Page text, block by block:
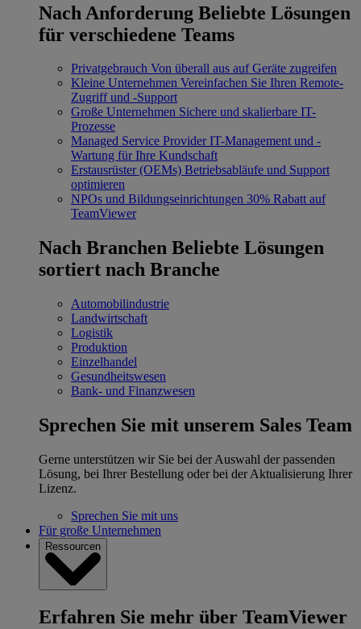
Nach Anforderung Beliebte Lösungen
für verschiedene Teams
Privatgebrauch Von überall aus auf Geräte zugreifen
Kleine Unternehmen Vereinfachen Sie Ihren Remote-
Zugriff und -Support
Große Unternehmen Sichere und skalierbare IT-
Prozesse
Managed Service Provider IT-Management und -
Wartung für Ihre Kundschaft
Erstausrüster (OEMs) Betriebsabläufe und Support
optimieren
NPOs und Bildungseinrichtungen 30% Rabatt auf
TeamViewer
Nach Branchen Beliebte Lösungen
sortiert nach Branche
Automobilindustrie
Landwirtschaft
Logistik
Produktion
Einzelhandel
Gesundheitswesen
Bank- und Finanzwesen
Sprechen Sie mit unserem Sales Team
Gerne unterstützen wir Sie bei der Auswahl der passenden
Lösung, bei Ihrer Bestellung oder bei der Aktualisierung Ihrer
Lizenz.
Sprechen Sie mit uns
Für große Unternehmen
Ressourcen
Erfahren Sie mehr über TeamViewer